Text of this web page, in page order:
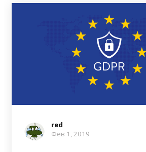
red
Фев 1, 2019